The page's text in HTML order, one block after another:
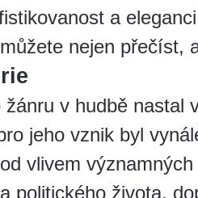
a
nejen přečíst,
v hudbě nastal
jeho vznik byl
vlivem
politického života,